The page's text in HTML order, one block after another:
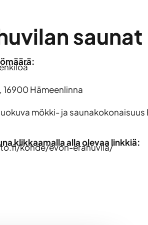
saunat
Hämeenlinna
mökki- ja saunakokonaisuus
klikkaamalla alla olevaa linkkiä:
kohde/evon-erahuvila/